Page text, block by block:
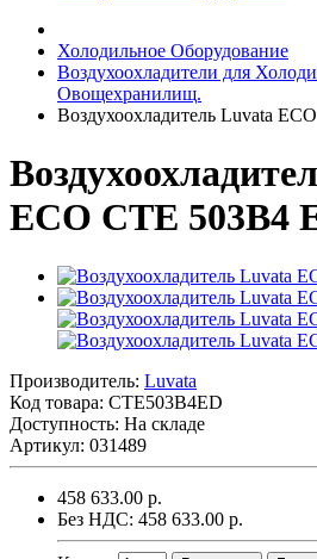
Холодильное Оборудование
Воздухоохладители для
Овощехранилищ.
Воздухоохладитель Luvata
ECO CTE 503B4
Производитель: Luvata
Код товара: CTE503B4ED
Доступность: На складе
Артикул: 031489
458 633.00 р.
Без НДС: 458 633.00 р.